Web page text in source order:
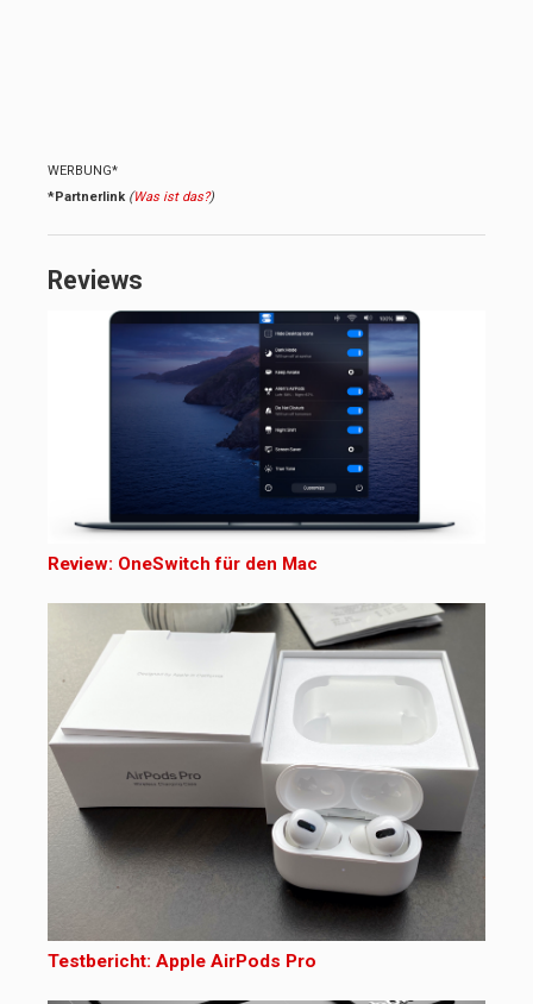
WERBUNG*
*Partnerlink (Was ist das?)
Reviews
Review: OneSwitch für den Mac
Testbericht: Apple AirPods Pro